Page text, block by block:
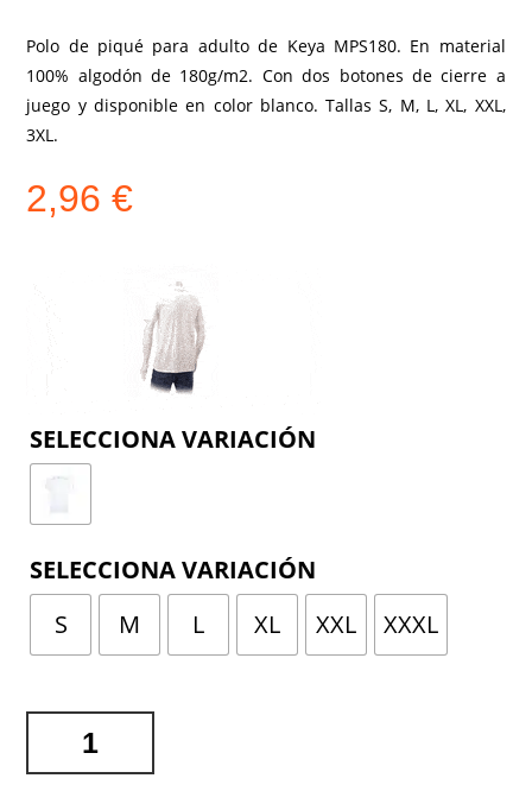
Polo de piqué para adulto de Keya MPS180. En material
100% algodón de 180g/m2. Con dos botones de cierre a
juego y disponible en color blanco. Tallas S, M, L, XL, XXL,
3XL.
2,96€
S
M L XL XXL XXXL
ADULTO
BLANCO